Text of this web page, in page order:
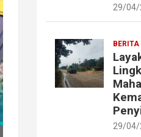
29/04/
29/04/